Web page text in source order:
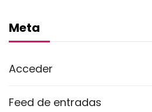
Meta
Acceder
Feed de entradas